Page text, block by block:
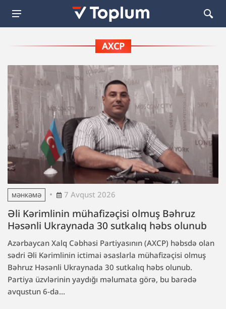
AXCP
MƏHKƏMƏ 7 Avqust 2026
Əli Kərimlinin mühafizəçisi olmuş Bəhruz
Həsənli Ukraynada 30 sutkalıq həbs olunub
Azərbaycan Xalq Cəbhəsi Partiyasının (AXCP) həbsdə olan
sədri Əli Kərimlinin ictimai əsaslarla mühafizəçisi olmuş
Bəhruz Həsənli Ukraynada 30 sutkalıq həbs olunub.
Partiya üzvlərinin yaydığı məlumata görə, bu barədə
avqustun 6-da...